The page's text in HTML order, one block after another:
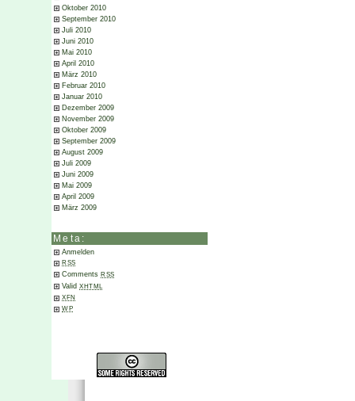
Oktober 2010
September 2010
Juli 2010
Juni 2010
Mai 2010
April 2010
März 2010
Februar 2010
Januar 2010
Dezember 2009
November 2009
Oktober 2009
September 2009
August 2009
Juli 2009
Juni 2009
Mai 2009
April 2009
März 2009
Meta:
Anmelden
RSS
Comments RSS
Valid XHTML
XFN
WP